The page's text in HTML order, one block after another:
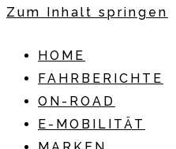
Zum Inhalt springen
HOME
FAHRBERICHTE
ON-ROAD
E-MOBILITÄT